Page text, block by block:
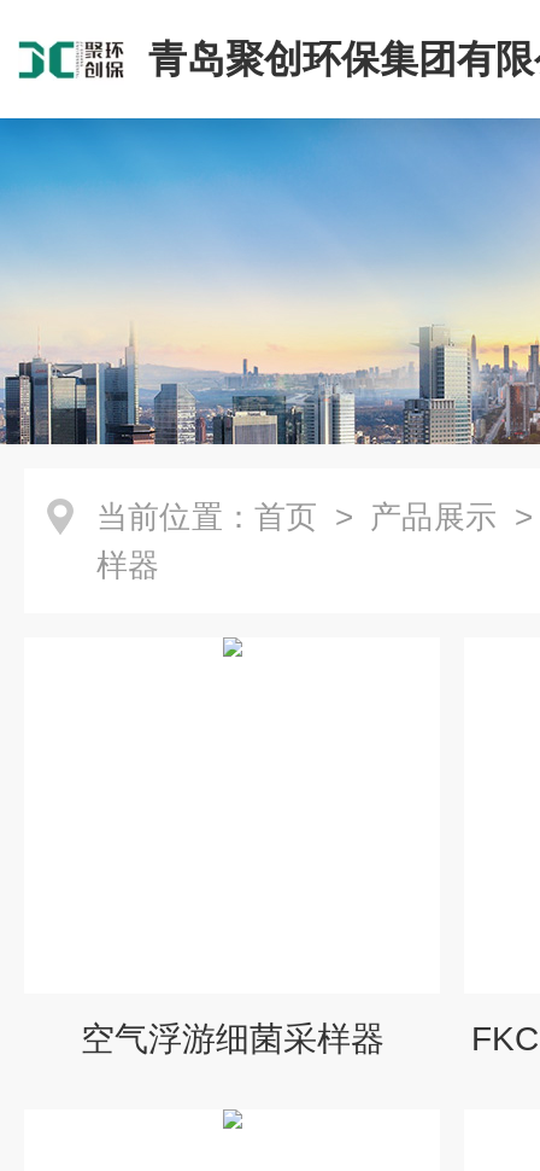
青岛聚创环保集团有
当前位置： 首页 > 产品展示
样器
空气浮游细菌采样器